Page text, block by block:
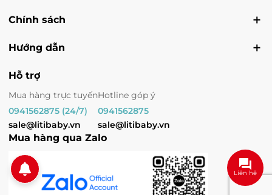
Tình trạng:Hết hàng
Chính sách
Hướng dẫn
Hỗ trợ
Mua hàng trực tuyến
0941562875 (24/7)
sale@litibaby.vn
Hotline góp ý
0941562875
sale@litibaby.vn
Mua hàng qua Zalo
Liên hệ